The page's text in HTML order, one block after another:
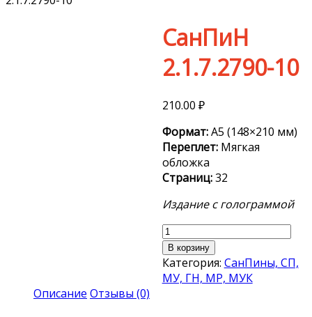
СанПиН
2.1.7.2790-10
210.00 ₽
Формат:А5 (148×210 мм)
Переплет: Мягкая
обложка
Страниц:32
Издание с голограммой
Количество
товара
СанПиН
2.1.7.2790-
В корзину
Категория: СанПины, СП,
МУ, ГН, МР, МУК
Описание Отзывы (0)